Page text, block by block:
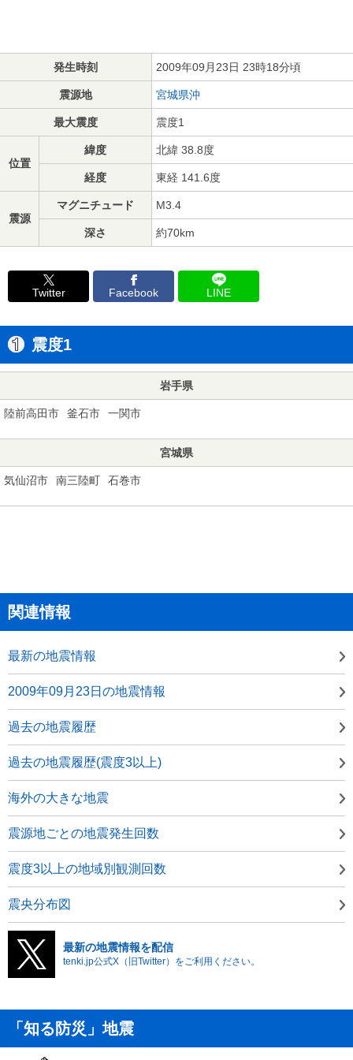
発生時刻 2009年09月23日 23時18分頃
震源地 宮城県沖
最大震度 震度1
位置
緯度 北緯 38.8度
経度 東経 141.6度
震源
マグニチュード M3.4
深さ 約70km
Twitter Facebook LINE
震度1
岩手県
陸前高田市 釜石市 一関市
宮城県
気仙沼市 南三陸町 石巻市
関連情報
最新の地震情報
2009年09月23日の地震情報
過去の地震履歴
過去の地震履歴(震度3以上)
海外の大きな地震
震源地ごとの地震発生回数
震度3以上の地域別観測回数
震央分布図
最新の地震情報を配信
tenki.jp公式X（旧Twitter）をご利用ください。
「知る防災」地震